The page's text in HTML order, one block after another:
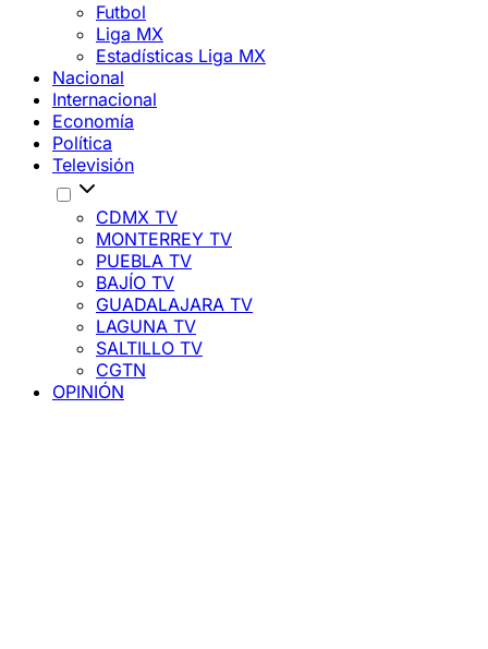
Futbol
Liga MX
Estadísticas Liga MX
Nacional
Internacional
Economía
Política
Televisión
CDMX TV
MONTERREY TV
PUEBLA TV
BAJÍO TV
GUADALAJARA TV
LAGUNA TV
SALTILLO TV
CGTN
OPINIÓN